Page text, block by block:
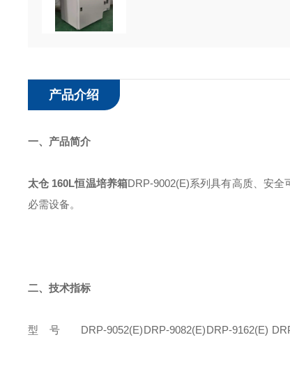
产品介绍
一、产品简介
太仓 160L恒温培养箱DRP-9002(E)系列具有高质、安
必需设备。
二、技术指标
型 号 DRP-9052(E)DRP-9082(E)DRP-9162(E)